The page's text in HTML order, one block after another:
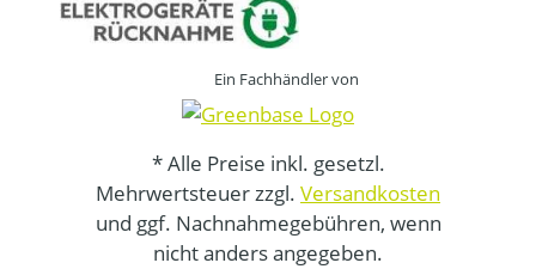
Ein Fachhändler von
* Alle Preise inkl. gesetzl.
Mehrwertsteuer zzgl. Versandkosten
und ggf. Nachnahmegebühren, wenn
nicht anders angegeben.